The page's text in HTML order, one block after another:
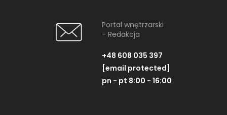
Portal wnętrzarski
- Redakcja
+48 608 035 397
[email protected]
pn - pt 8:00 - 16:00